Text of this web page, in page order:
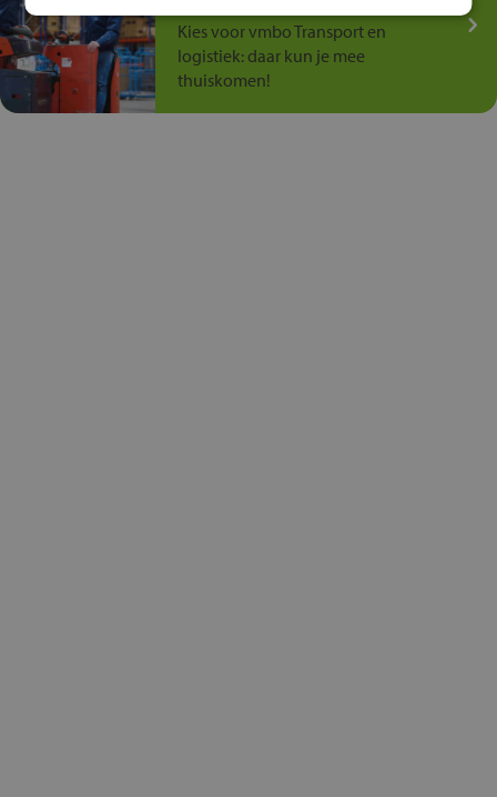
Kies voor vmbo Transport en
logistiek: daar kun je mee
thuiskomen!